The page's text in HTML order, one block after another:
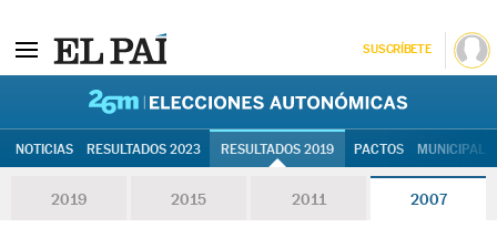
SUSCRÍBETE
NOTICIAS RESULTADOS 2023 RESULTADOS 2019 PACTOS
2019 2015 2011 2007